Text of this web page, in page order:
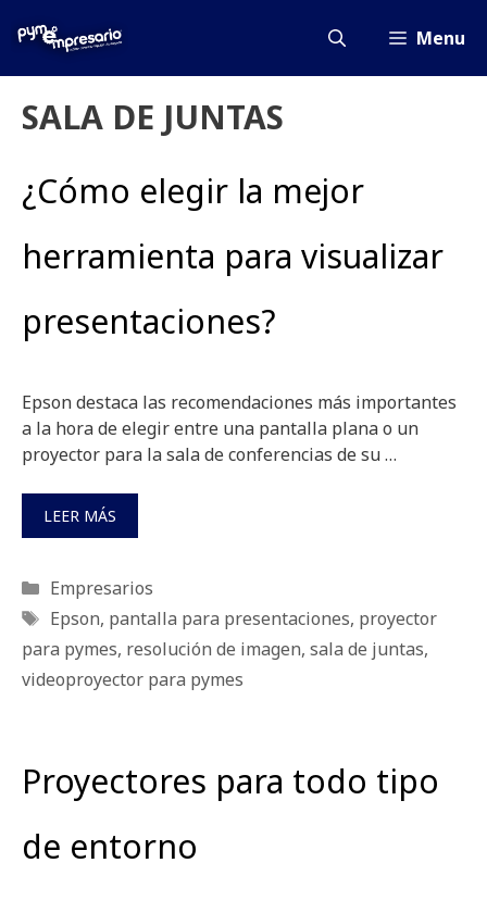
Menu
SALA DE JUNTAS
¿Cómo elegir la mejor
herramienta para visualizar
presentaciones?
Epson destaca las recomendaciones más importantes
a la hora de elegir entre una pantalla plana o un
proyector para la sala de conferencias de su …
LEER MÁS
Categorías
Empresarios
Etiquetas
Epson, pantalla para presentaciones, proyector
para pymes, resolución de imagen, sala de juntas,
videoproyector para pymes
Proyectores para todo tipo
de entorno